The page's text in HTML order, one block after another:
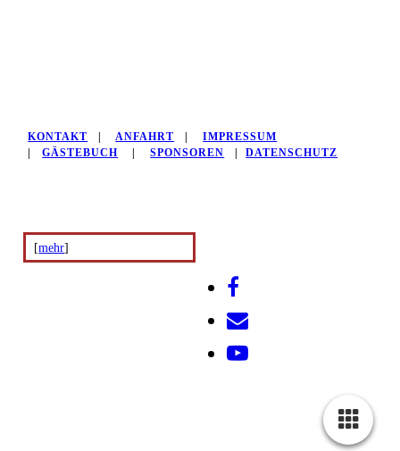
KONTAKT |ANFAHRT |IMPRESSUM
|GÄSTEBUCH |SPONSOREN |DATENSCHUTZ
[mehr]